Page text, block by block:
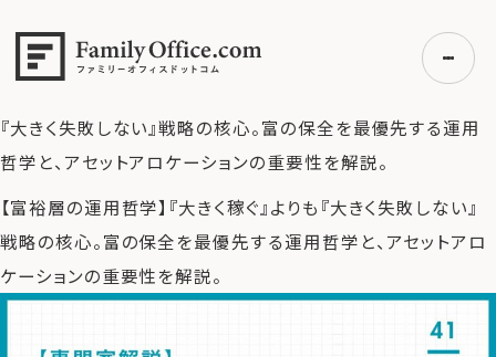
初めての方へ
ご利用の流れ・プラン
事例紹介
エキスパート一覧
が絶対に譲らない運用哲学：『大きく稼ぐ』よりも『大きく失敗し
『大きく失敗しない』戦略の核心。富の保全を最優先する運用
哲学と、アセットアロケーションの重要性を解説。
【富裕層の運用哲学】『大きく稼ぐ』よりも『大きく失敗しない』
戦略の核心。富の保全を最優先する運用哲学と、アセットアロ
ケーションの重要性を解説。